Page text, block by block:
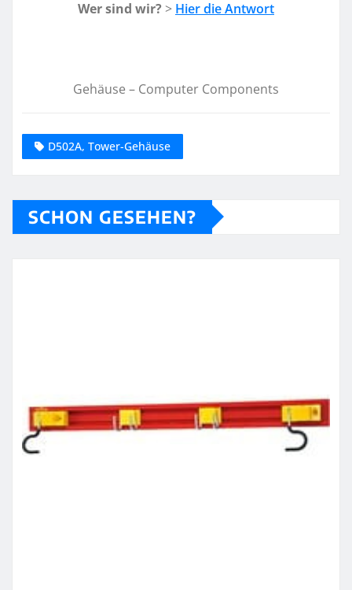
Wer sind wir? > Hier die Antwort
Gehäuse – Computer Components
D502A, Tower-Gehäuse
SCHON GESEHEN?